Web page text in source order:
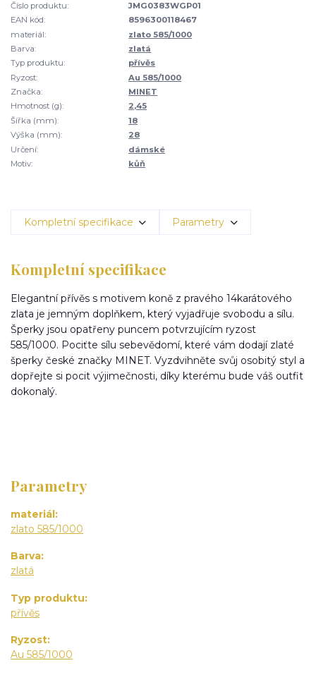
Číslo produktu:
JMG0383WGP01
EAN kód:
8596300118467
materiál:
zlato 585/1000
Barva:
zlatá
Typ produktu:
přívěs
Ryzost:
Au 585/1000
Značka:
MINET
Hmotnost (g):
2,45
Šířka (mm):
18
Výška (mm):
28
Určení:
dámské
Motiv:
kůň
Kompletní specifikace Parametry
Kompletní specifikace
Elegantní přívěs s motivem koně z pravého 14karátového
zlata je jemným doplňkem, který vyjadřuje svobodu a sílu.
Šperky jsou opatřeny puncem potvrzujícím ryzost
585/1000. Pociťte sílu sebevědomí, které vám dodají zlaté
šperky české značky MINET. Vyzdvihněte svůj osobitý styl a
dopřejte si pocit výjimečnosti, díky kterému bude váš outfit
dokonalý.
Parametry
materiál
zlato 585/1000
Barva
zlatá
Typ produktu
přívěs
Ryzost
Au 585/1000